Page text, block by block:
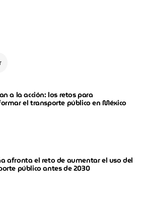
a la acción: los retos para
el transporte público en México
afronta el reto de aumentar el uso del
público antes de 2030